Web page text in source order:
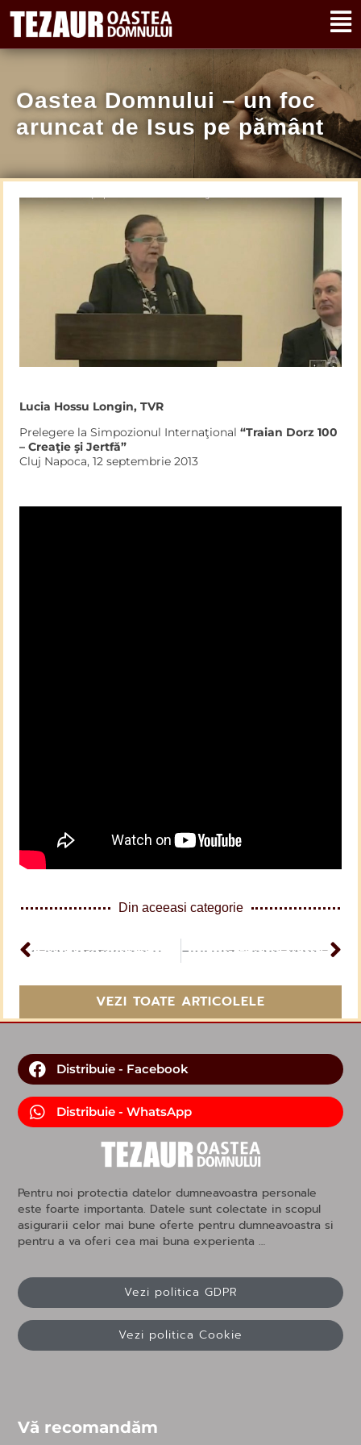
Oastea Domnului – un foc
aruncat de Isus pe pământ
Lucia Hossu Longin, TVR
Prelegere la Simpozionul Internaţional “Traian Dorz 100
– Creaţie şi Jertfă”
Cluj Napoca, 12 septembrie 2013
Din aceeasi categorie
ARTICOL PERCEDENT ARTICOL URMĂTOR
Floriile – Isus așteptat la Ierusalim
VEZI TOATE ARTICOLELE
Distribuie - Facebook
Distribuie - WhatsApp
Pentru noi protectia datelor dumneavoastra personale
este foarte importanta. Datele sunt colectate in scopul
asigurarii celor mai bune oferte pentru dumneavoastra si
pentru a va oferi cea mai buna experienta …
Vezi politica GDPR
Vezi politica Cookie
Vă recomandăm